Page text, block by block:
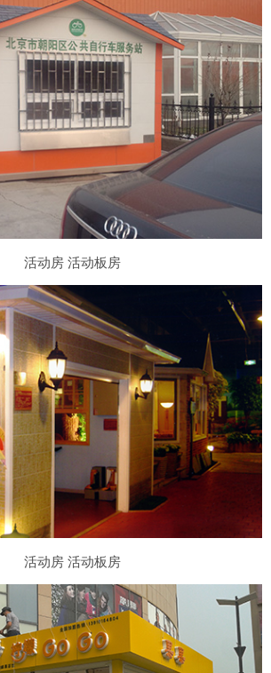
活动房 活动板房
活动房 活动板房